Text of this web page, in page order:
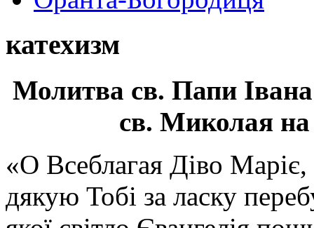
катехизм
Молитва св. Папи
св. Миколая на
«О Всеблагая Діво
дякую Тобі за ласку